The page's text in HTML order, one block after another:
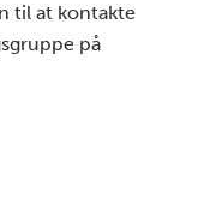
til at kontakte
på